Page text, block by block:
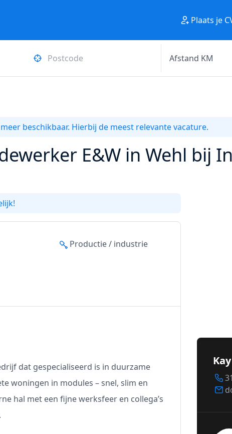
Plaats je
beschikbaar. Hierbij de meest relevante vacature.
E&W in Wehl bij
Productie / industrie
dat gespecialiseerd is in duurzame
woningen in modules – snel, slim en
hal met een fijne werksfeer en collega’s